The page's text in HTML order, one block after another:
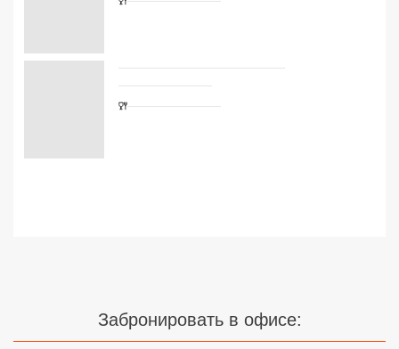
Забронировать в офисе:
Сетевые отели Египта
Сетевые отели ОАЭ
Сетевые отели Бали